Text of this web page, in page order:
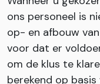
ons personeel is
op- en afbouw
voor dat er
om de klus te
berekend op